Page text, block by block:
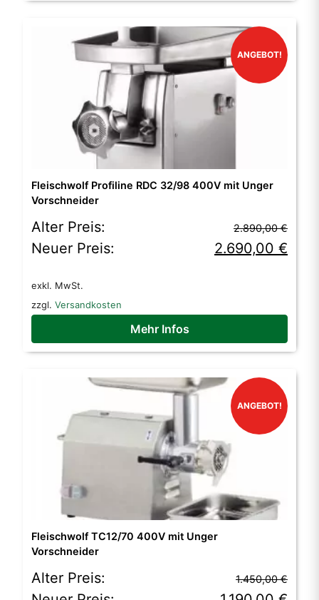
ANGEBOT!
Fleischwolf Profiline RDC 32/98 400V mit Unger
Vorschneider
Alter Preis: 2.890,00€
Ursprünglicher
Preis
2.890,00 €
Neuer Preis: 2.690,00 €
Aktueller
Preis
2.690,00 €.
exkl. MwSt.
zzgl. Versandkosten
Mehr Infos
ANGEBOT!
Fleischwolf TC12/70 400V mit Unger
Vorschneider
Alter Preis: 1.450,00€
Ursprünglicher
Aktueller